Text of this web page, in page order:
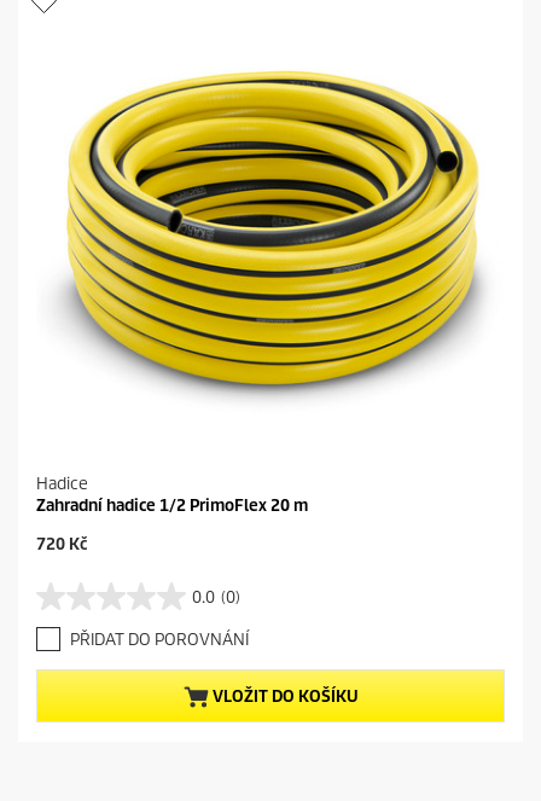
Hadice
Zahradní hadice 1/2 PrimoFlex 20 m
C
e
n
t
p
r
720 Kč
0.0 (0)
0
.
0
z
5
h
PŘIDAT DO POROVNÁNÍ
VLOŽIT DO KOŠÍKU